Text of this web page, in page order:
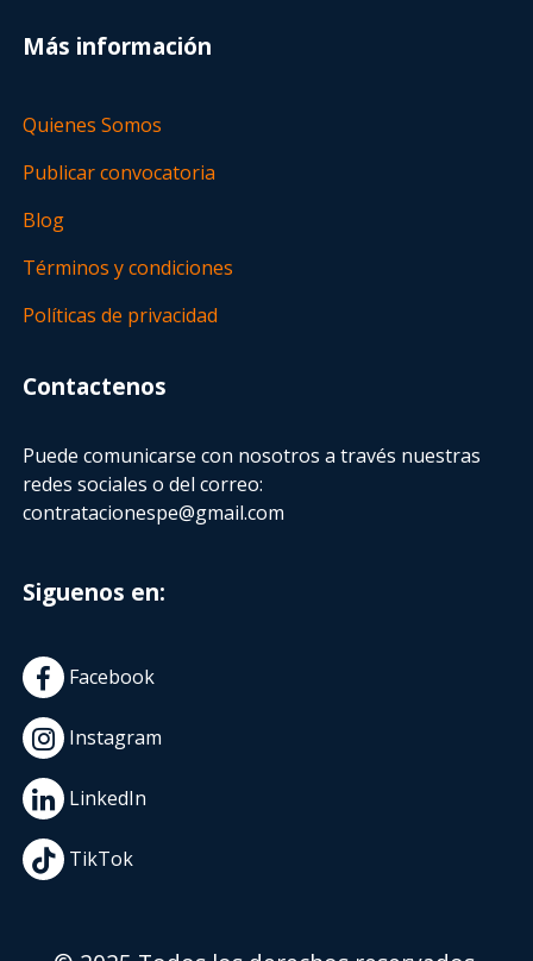
Más información
Quienes Somos
Publicar convocatoria
Blog
Términos y condiciones
Políticas de privacidad
Contactenos
Puede comunicarse con nosotros a través nuestras
redes sociales o del correo:
contratacionespe@gmail.com
Siguenos en:
Facebook
Instagram
LinkedIn
TikTok